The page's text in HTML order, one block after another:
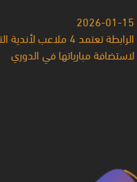
2026-01-15
الرابطة تعتمد 4
لاستضافة مبارياتها في الدوري